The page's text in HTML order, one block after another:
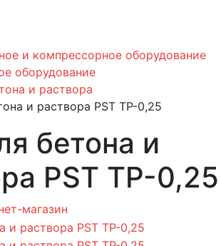
и компрессорное оборудование
оборудование
и раствора
и раствора PST ТР-0,25
бетона и
PST ТР-0,25
магазин